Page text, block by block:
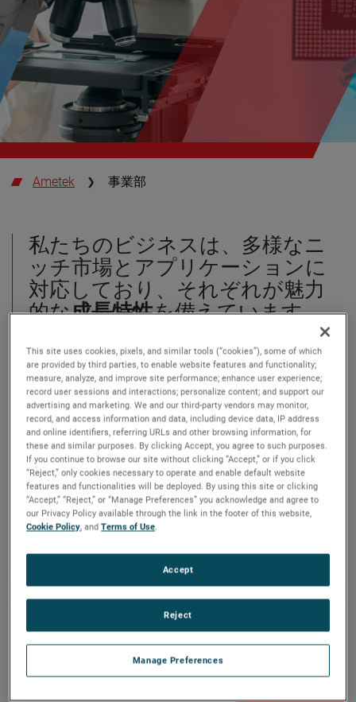
Ametek 事業部
私たちのビジネスは、多様なニ
ッチ市場とアプリケーションに
対応しており、それぞれが魅力
的な成長特性を備えています。
私たちは、「4つの成長戦略」を用
いて、お客さまの最も複雑な課題
を解決しますオペレーショナルエ
クセレンス、戦略的企業買収、グ
ローバル＆マーケット・エクスパ
ンション、新製品開発です。これ
は、1930年以来、トップニッチブ
ランドを支えてきた、実績あるシ
ステムです。
フィルター
This site uses cookies, pixels, and similar tools (“cookies”), some of which
are provided by third parties, to enable website features and functionality;
measure, analyze, and improve site performance; enhance user experience;
record user sessions and interactions; personalize content; and support our
advertising and marketing. We and our third-party vendors may monitor,
record, and access information and data, including device data, IP address
and online identifiers, referring URLs and other browsing information, for
these and similar purposes. By clicking Accept, you agree to such purposes.
If you continue to browse our site without clicking “Accept,” or if you click
“Reject,” only cookies necessary to operate and enable default website
features and functionalities will be deployed. By using this site or clicking
“Accept,” “Reject,” or “Manage Preferences” you acknowledge and agree to
our Privacy Policy available through the link in the footer of this website,
Cookie Policy, andTerms of Use.
Manage Preferences
Reject
Accept